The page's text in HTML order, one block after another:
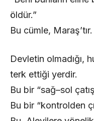
öldür.”
Bu cümle, Maraş’tır.
Devletin olmadığı,
terk ettiği yerdir.
Bu bir “sağ–sol
Bu bir “kontrolden